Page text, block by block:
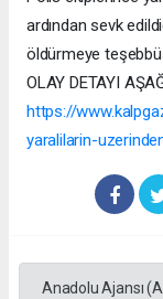
ardından sevk
öldürmeye
OLAY DETAYI
https://
yaralilarin-
Anadolu Ajansı